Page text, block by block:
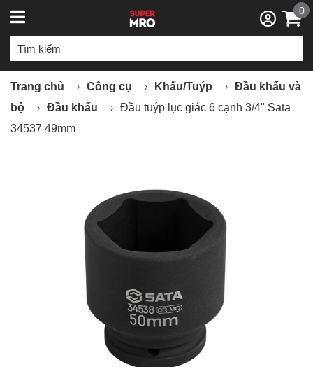
0
Trang chủ Công cụ Khẩu/Tuýp
Đầu khẩu và
bộ
Đầu khẩu
Đầu tuýp lục giác 6 cạnh 3/4" Sata
34537 49mm